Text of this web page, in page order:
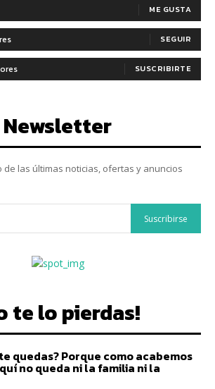
ME GUSTA
SEGUIR
SUSCRIBIRTE
Newsletter
de las últimas noticias, ofertas y anuncios
Suscribirse
te lo pierdas!
quedas? Porque como acabemos
no queda ni la familia ni la